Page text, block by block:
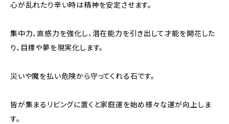
心が乱れたり辛い時は精神を安定させます。
集中力、直感力を強化し、潜在能力を引き出して才能を開花した
り、目標や夢を現実化します。
災いや魔を払い危険から守ってくれる石です。
皆が集まるリビングに置くと家庭運を始め様々な運が向上しま
す。